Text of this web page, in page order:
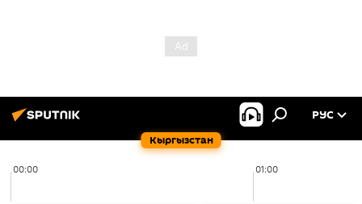
Кыргызстан
РУС
00:00 01:00